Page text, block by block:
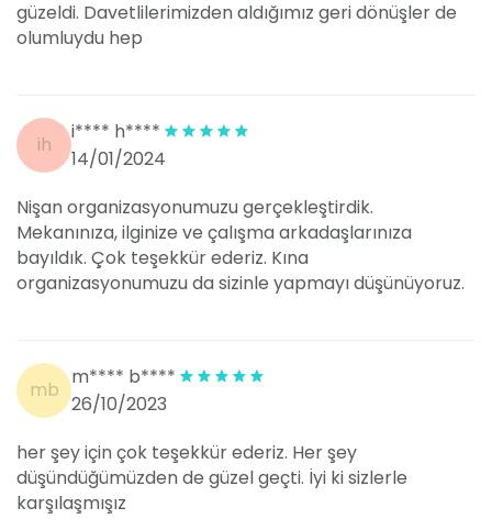
ve söz törenlerinizde mükemmel bir deneyim
sunmayı vaad ediyor. Eğer siz de özel gününüzü en iyi
seçenek olacaktır.
güzeldi. Davetlilerimizden aldığımız geri dönüşler de
olumluydu hep
ih
i**** h****
14/01/2024
Nişan organizasyonumuzu gerçekleştirdik.
Mekanınıza, ilginize ve çalışma arkadaşlarınıza
bayıldık. Çok teşekkür ederiz. Kına
organizasyonumuzu da sizinle yapmayı düşünüyoruz.
mb
m**** b****
26/10/2023
her şey için çok teşekkür ederiz. Her şey
düşündüğümüzden de güzel geçti. İyi ki sizlerle
karşılaşmışız